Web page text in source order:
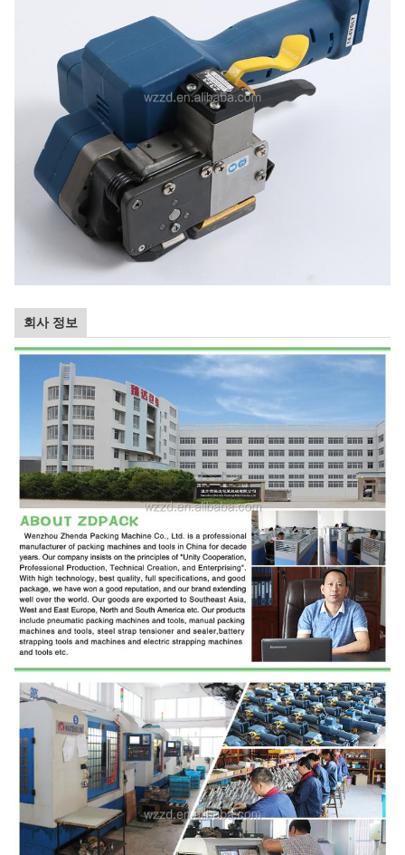
회사 정보